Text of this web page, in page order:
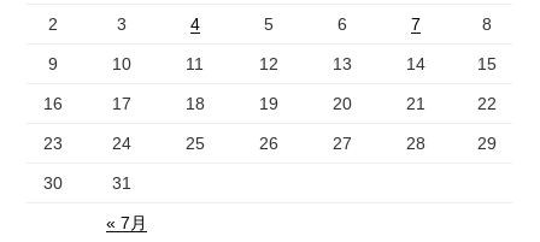
« 7月
2 3 4 5 6 7 8
9 10 11 12 13 14 15
16 17 18 19 20 21 22
23 24 25 26 27 28 29
30 31